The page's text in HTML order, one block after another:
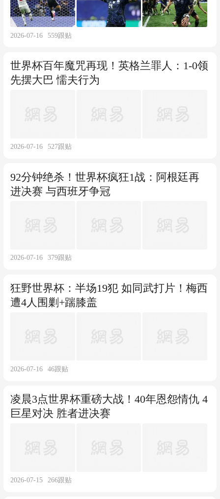
2026-07-16 559跟贴
世界杯百年魔咒再现！英格兰罪人：1-0领
先摆大巴 懦夫行为
2026-07-16 527跟贴
92分钟绝杀！世界杯疯狂1战：阿根廷再
进决赛 与西班牙争冠
2026-07-16 379跟贴
狂野世界杯：半场19犯 如同武打片！梅西
遭4人围剿+踹膝盖
2026-07-16 46跟贴
凌晨3点世界杯重磅大战！40年恩怨情仇 4
巨星对决 胜者进决赛
2026-07-15 266跟贴